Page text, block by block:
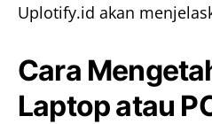
Uplotify.id akan
Cara
Laptop atau